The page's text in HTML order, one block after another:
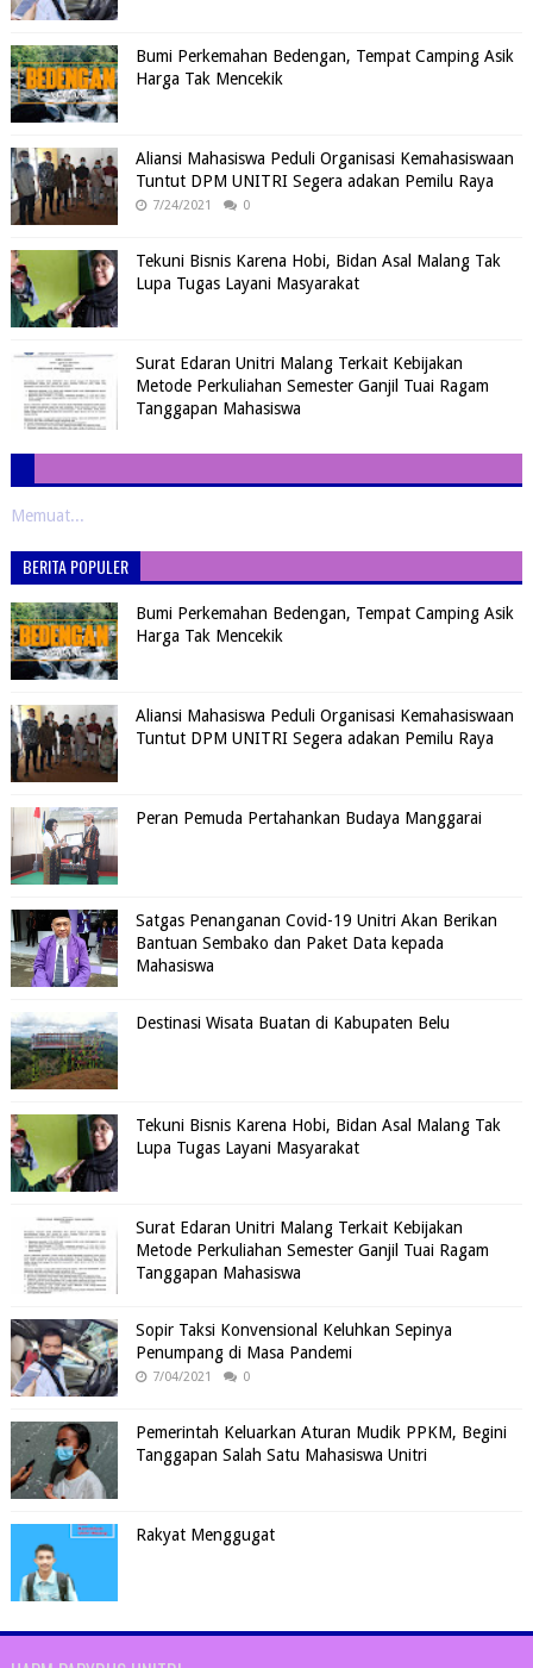
Bumi Perkemahan Bedengan, Tempat Camping Asik
Harga Tak Mencekik
Aliansi Mahasiswa Peduli Organisasi Kemahasiswaan
Tuntut DPM UNITRI Segera adakan Pemilu Raya
7/24/2021 0
Tekuni Bisnis Karena Hobi, Bidan Asal Malang Tak
Lupa Tugas Layani Masyarakat
Surat Edaran Unitri Malang Terkait Kebijakan
Metode Perkuliahan Semester Ganjil Tuai Ragam
Tanggapan Mahasiswa
Memuat...
BERITA POPULER
Bumi Perkemahan Bedengan, Tempat Camping Asik
Harga Tak Mencekik
Aliansi Mahasiswa Peduli Organisasi Kemahasiswaan
Tuntut DPM UNITRI Segera adakan Pemilu Raya
Peran Pemuda Pertahankan Budaya Manggarai
Satgas Penanganan Covid-19 Unitri Akan Berikan
Bantuan Sembako dan Paket Data kepada
Mahasiswa
Destinasi Wisata Buatan di Kabupaten Belu
Tekuni Bisnis Karena Hobi, Bidan Asal Malang Tak
Lupa Tugas Layani Masyarakat
Surat Edaran Unitri Malang Terkait Kebijakan
Metode Perkuliahan Semester Ganjil Tuai Ragam
Tanggapan Mahasiswa
Sopir Taksi Konvensional Keluhkan Sepinya
Penumpang di Masa Pandemi
7/04/2021 0
Pemerintah Keluarkan Aturan Mudik PPKM, Begini
Tanggapan Salah Satu Mahasiswa Unitri
Rakyat Menggugat